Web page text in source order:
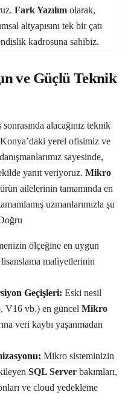
Fark Yazılım olarak,
altyapısını tek bir çatı
kadrosuna sahibiz.
ve Güçlü Teknik
sonrasında alacağınız teknik
yerel ofisimiz ve
sayesinde,
yanıt veriyoruz. Mikro
ürün ailelerinin tamamında en
uzmanlarımızla şu
ölçeğine en uygun
maliyetlerinin
Geçişleri: Eski nesil
V16 vb.) en güncel Mikro
veri kaybı yaşanmadan
Mikro sisteminizin
SQL Server bakımları,
ve cloud yedekleme